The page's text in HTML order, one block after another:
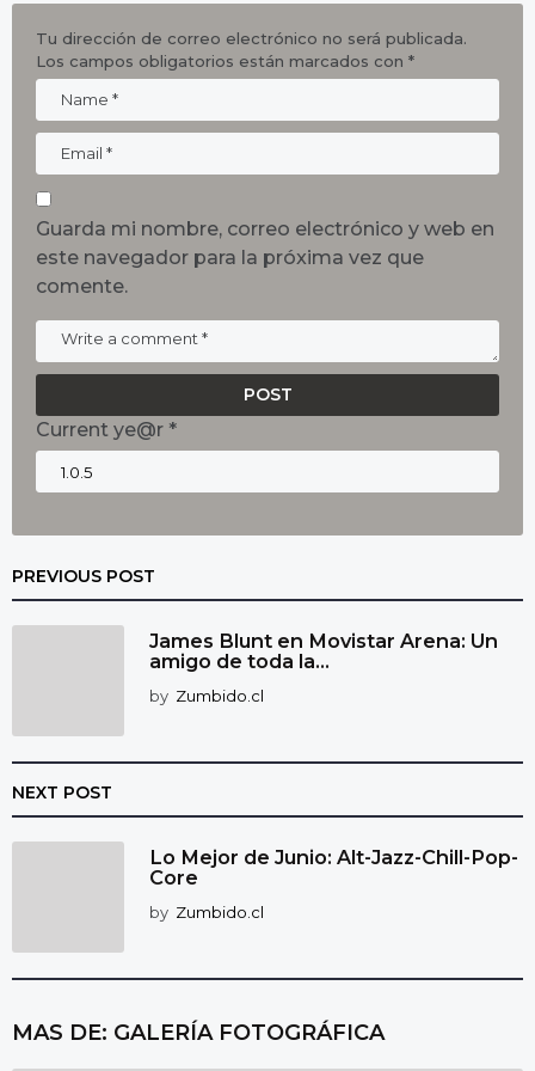
Tu dirección de correo electrónico no será publicada.
Los campos obligatorios están marcados con *
Guarda mi nombre, correo electrónico y web en
este navegador para la próxima vez que
comente.
Current ye@r *
PREVIOUS POST
James Blunt en Movistar Arena: Un
amigo de toda la...
by Zumbido.cl
NEXT POST
Lo Mejor de Junio: Alt-Jazz-Chill-Pop-
Core
by Zumbido.cl
MAS DE: GALERÍA FOTOGRÁFICA